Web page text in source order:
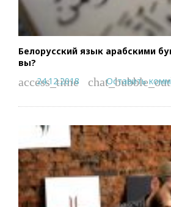
Белорусский язык арабскими
вы?
access_time
24.12.2018 Оставить